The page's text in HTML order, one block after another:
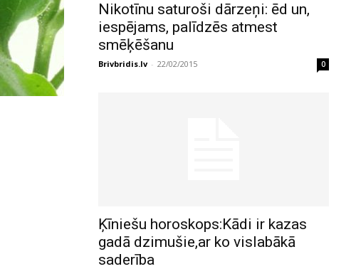
Nikotīnu saturoši dārzeņi: ēd un,
iespējams, palīdzēs atmest
smēķēšanu
Brivbridis.lv - 22/02/2015 0
Ķīniešu horoskops:Kādi ir kazas
gadā dzimušie,ar ko vislabākā
saderība